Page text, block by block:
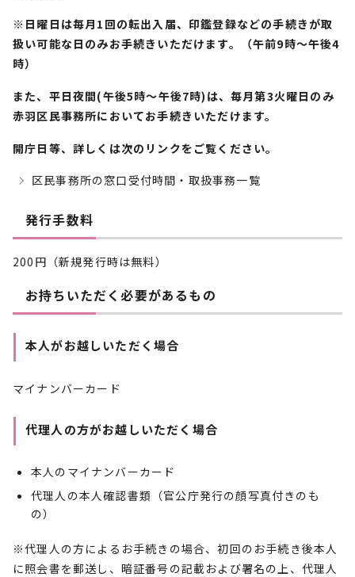
※日曜日は毎月1回の転出入届、印鑑登録などの手続きが取
扱い可能な日のみお手続きいただけます。（午前9時～午後4
時）
また、平日夜間(午後5時～午後7時)は、毎月第3火曜日のみ
赤羽区民事務所においてお手続きいただけます。
開庁日等、詳しくは次のリンクをご覧ください。
区民事務所の窓口受付時間・取扱事務一覧
発行手数料
200円（新規発行時は無料）
お持ちいただく必要があるもの
本人がお越しいただく場合
マイナンバーカード
代理人の方がお越しいただく場合
本人のマイナンバーカード
代理人の本人確認書類（官公庁発行の顔写真付きのも
の）
※代理人の方によるお手続きの場合、初回のお手続き後本人
に照会書を郵送し、暗証番号の記載および署名の上、代理人